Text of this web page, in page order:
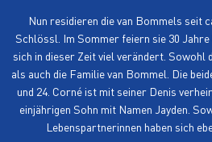
Nun residieren die van Bommels seit
Schlössl. Im Sommer feiern sie 30
sich in dieser Zeit viel verändert.
als auch die Familie van Bommel. Die
und 24. Corné ist mit seiner Denis
einjährigen Sohn mit Namen Jayden.
Lebenspartnerinnen haben sich